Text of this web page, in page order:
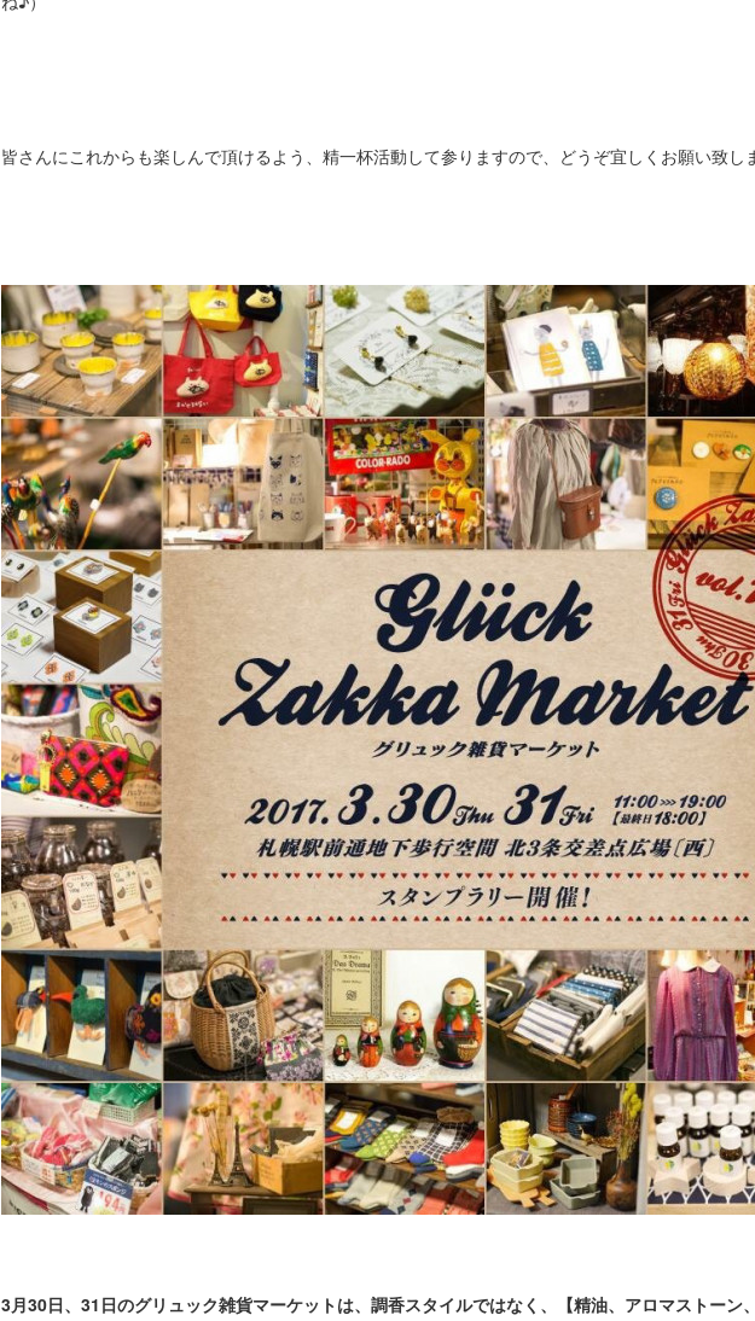
皆さんにこれからも楽しんで頂けるよう、精一杯活動して参りますので、どうぞ宜しくお願い致し
3月30日、31日のグリュック雑貨マーケットは、調香スタイルではなく、【精油、アロマストーン